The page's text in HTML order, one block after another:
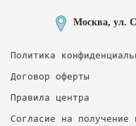
Москва, ул.
Политика
Договор оферты
Правила центра
Согласие на получение